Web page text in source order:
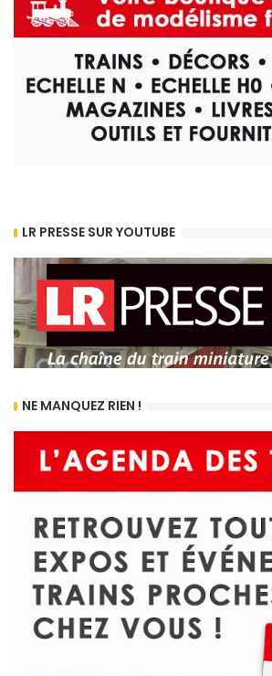
LR PRESSE SUR YOUTUBE
NE MANQUEZ RIEN !